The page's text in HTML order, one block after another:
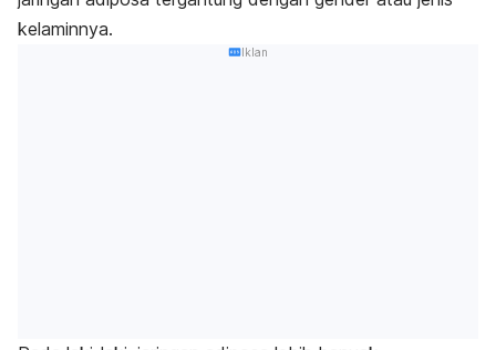
kelaminnya.
Iklan